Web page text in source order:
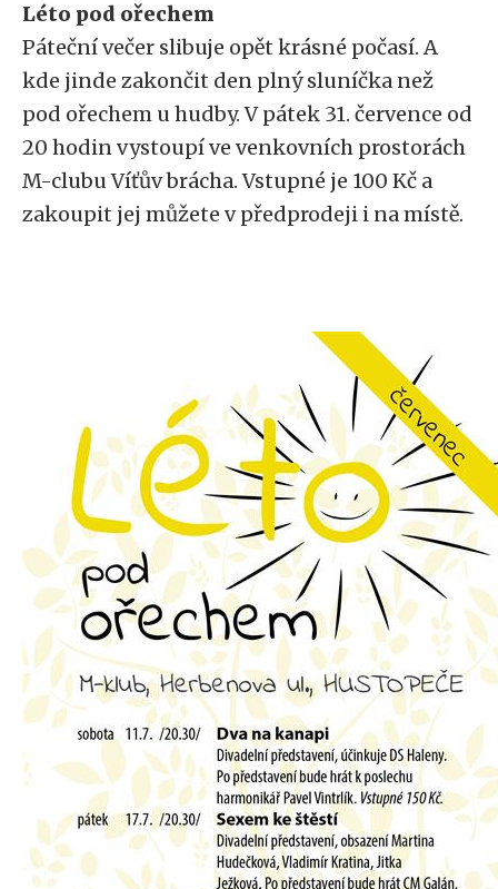
Léto pod ořechem
Páteční večer slibuje opět krásné počasí. A
kde jinde zakončit den plný sluníčka než
pod ořechem u hudby. V pátek 31. července od
20 hodin vystoupí ve venkovních prostorách
M-clubu Víťův brácha. Vstupné je 100 Kč a
zakoupit jej můžete v předprodeji i na místě.